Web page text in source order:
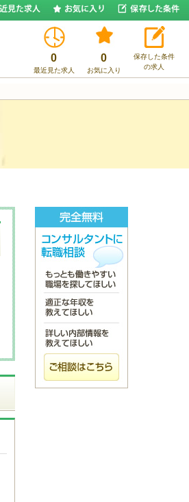
0
最近見た求人
0
お気に入り
保存した条件
の求人